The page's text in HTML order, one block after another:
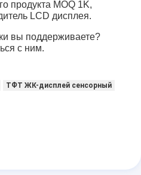
продукта MOQ 1K,
LCD дисплея.
вы поддерживаете?
с ним.
ТФТ ЖК-дисплей сенсорный